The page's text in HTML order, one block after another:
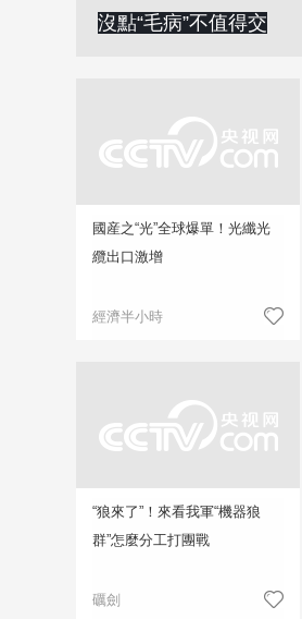
沒點“毛病”不值得交
國産之“光”全球爆單！光纖光
纜出口激增
經濟半小時
“狼來了”！來看我軍“機器狼
群”怎麼分工打團戰
礪劍